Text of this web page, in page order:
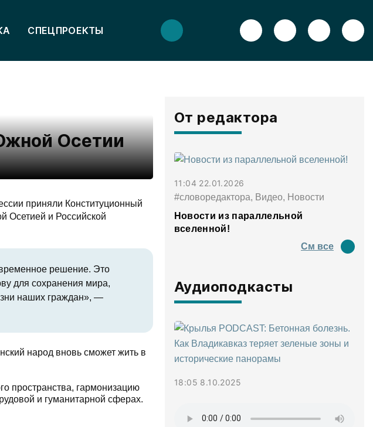
СПЕЦПРОЕКТЫ
Осетии
приняли Конституционный
Осетией и Российской
решение. Это
для сохранения мира,
наших граждан», —
народ вновь сможет жить в
пространства, гармонизацию
и гуманитарной сферах.
От редактора
11:04 22.01.2026
#словоредактора, Видео, Новости
Новости из параллельной
вселенной!
См все
Аудиоподкасты
18:05 8.10.2025